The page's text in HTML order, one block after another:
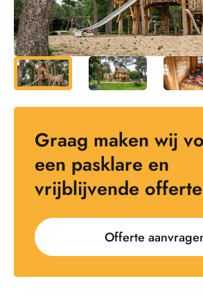
Graag maken wij
een pasklare en
vrijblijvende offerte
Offerte